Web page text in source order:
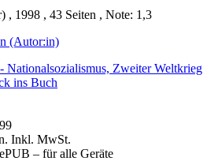
, 1998 , 43 Seiten , Note: 1,3
(Autor:in)
Nationalsozialismus, Zweiter Weltkrieg
ins Buch
Inkl. MwSt.
– für alle Geräte